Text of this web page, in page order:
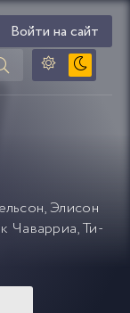
Войти на сайт
, Элисон
Чаварриа,Ти-